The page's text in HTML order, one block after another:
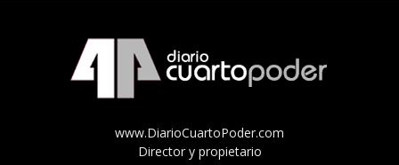
www.DiarioCuartoPoder.com
Director y propietario